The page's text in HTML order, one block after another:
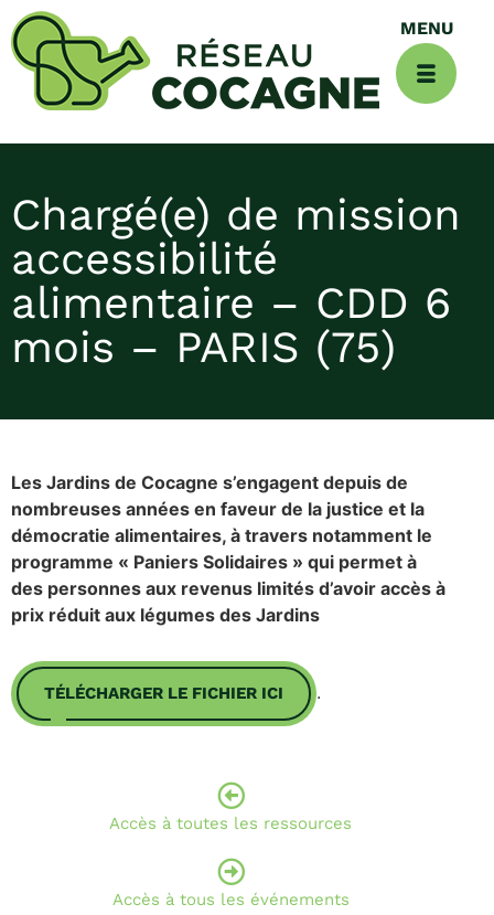
Chargé(e) de mission
accessibilité
alimentaire – CDD 6
mois – PARIS (75)
Les Jardins de Cocagne s’engagent depuis de
nombreuses années en faveur de la justice et la
démocratie alimentaires, à travers notamment le
programme « Paniers Solidaires » qui permet à
des personnes aux revenus limités d’avoir accès à
prix réduit aux légumes des Jardins
TÉLÉCHARGER LE FICHIER ICI .
Accès à toutes les ressources
Accès à tous les événements